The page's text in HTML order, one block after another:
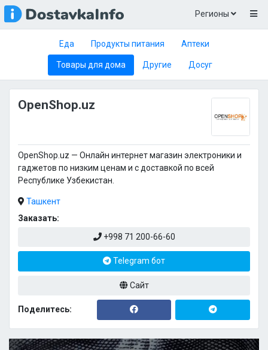
Регионы
Еда Продукты питания Аптеки
Товары для дома Другие Досуг
OpenShop.uz
OpenShop.uz — Онлайн интернет магазин электроники и
гаджетов по низким ценам и с доставкой по всей
Республике Узбекистан.
Ташкент
Заказать:
+998 71 200-66-60
Telegram бот
Сайт
Поделитесь: